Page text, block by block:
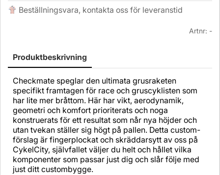
Beställningsvara, kontakta oss för leveranstid
Artnr: -
Produktbeskrivning
Checkmate speglar den ultimata grusraketen
specifikt framtagen för race och gruscyklisten som
har lite mer bråttom. Här har vikt, aerodynamik,
geometri och komfort prioriterats och noga
konstruerats för ett resultat som når nya höjder och
utan tvekan ställer sig högt på pallen. Detta custom-
förslag är fingerplockat och skräddarsytt av oss på
CykelCity, självfallet väljer du helt och hållet vilka
komponenter som passar just dig och slår följe med
just ditt custombygge.